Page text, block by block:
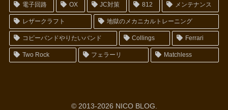
電子回路 OX JC対策 812 メンテナンス
レザークラフト 地獄のメカニカルトレーニング
コピーバンドやりたいバンド Collings Ferrari
Two Rock フェラーリ Matchless
© 2013-2026 NICO BLOG.